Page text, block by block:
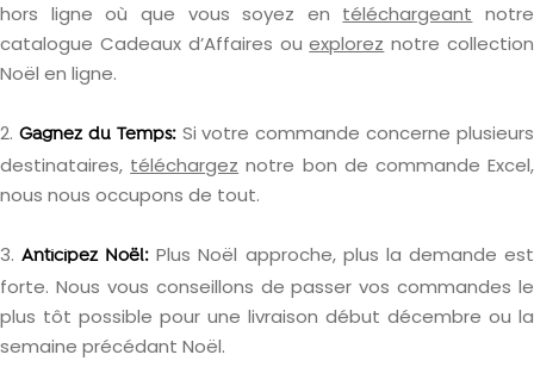
hors ligne où que vous soyez en téléchargeant notre
catalogue Cadeaux d’Affaires ouexplorez notre collection
Noël en ligne.
2. Gagnez du Temps:Si votre commande concerne plusieurs
destinataires, téléchargez notre bon de commande Excel,
nous nous occupons de tout.
3.Anticipez Noël: Plus Noël approche, plus la demande est
forte. Nous vous conseillons de passer vos commandes le
plus tôt possible pour une livraison début décembre ou la
semaine précédant Noël.